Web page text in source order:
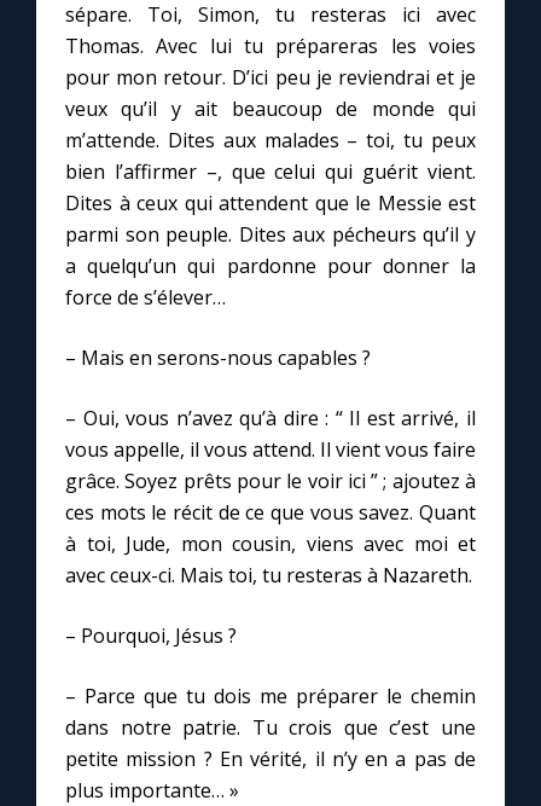
sépare. Toi, Simon, tu resteras ici avec
Thomas. Avec lui tu prépareras les voies
pour mon retour. D’ici peu je reviendrai et je
veux qu’il y ait beaucoup de monde qui
m’attende. Dites aux malades – toi, tu peux
bien l’affirmer –, que celui qui guérit vient.
Dites à ceux qui attendent que le Messie est
parmi son peuple. Dites aux pécheurs qu’il y
a quelqu’un qui pardonne pour donner la
force de s’élever…
– Mais en serons-nous capables ?
– Oui, vous n’avez qu’à dire : “ Il est arrivé, il
vous appelle, il vous attend. Il vient vous faire
grâce. Soyez prêts pour le voir ici ” ; ajoutez à
ces mots le récit de ce que vous savez. Quant
à toi, Jude, mon cousin, viens avec moi et
avec ceux-ci. Mais toi, tu resteras à Nazareth.
– Pourquoi, Jésus ?
– Parce que tu dois me préparer le chemin
dans notre patrie. Tu crois que c’est une
petite mission ? En vérité, il n’y en a pas de
plus importante… »